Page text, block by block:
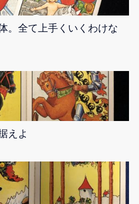
。全て上手くいくわけな
えよ